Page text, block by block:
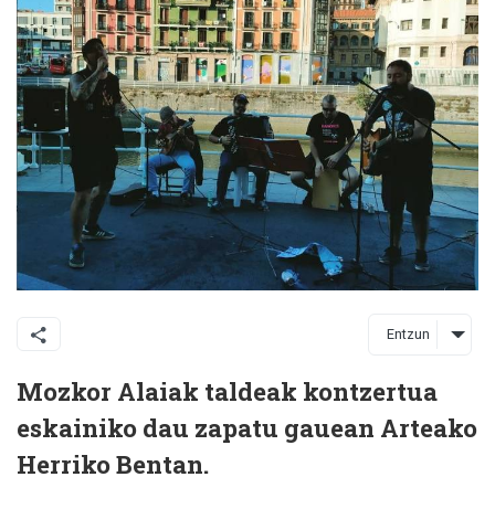
Entzun
Mozkor Alaiak taldeak kontzertua
eskainiko dau zapatu gauean Arteako
Herriko Bentan.